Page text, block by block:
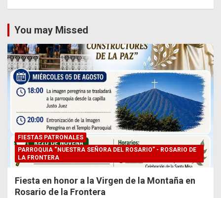
You may Missed
FIESTAS PATRONALES
PARROQUIA “NUESTRA SEÑORA DEL ROSARIO” - ROSARIO DE
LA FRONTERA
Fiesta en honor a la Virgen de la Montaña en
Rosario de la Frontera